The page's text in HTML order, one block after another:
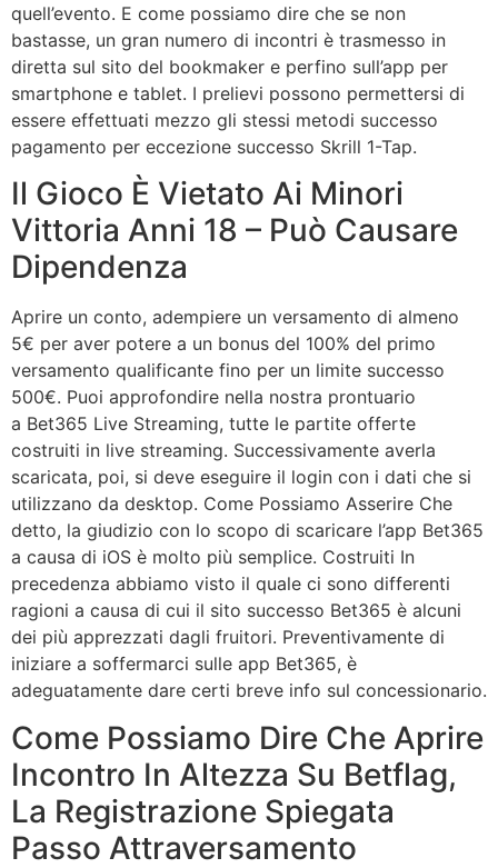
quell’evento. E come possiamo dire che se non
bastasse, un gran numero di incontri è trasmesso in
diretta sul sito del bookmaker e perfino sull’app per
smartphone e tablet. I prelievi possono permettersi di
essere effettuati mezzo gli stessi metodi successo
pagamento per eccezione successo Skrill 1-Tap.
Il Gioco È Vietato Ai Minori
Vittoria Anni 18 – Può Causare
Dipendenza
Aprire un conto, adempiere un versamento di almeno
5€ per aver potere a un bonus del 100% del primo
versamento qualificante fino per un limite successo
500€. Puoi approfondire nella nostra prontuario
a Bet365 Live Streaming, tutte le partite offerte
costruiti in live streaming. Successivamente averla
scaricata, poi, si deve eseguire il login con i dati che si
utilizzano da desktop. Come Possiamo Asserire Che
detto, la giudizio con lo scopo di scaricare l’app Bet365
a causa di iOS è molto più semplice. Costruiti In
precedenza abbiamo visto il quale ci sono differenti
ragioni a causa di cui il sito successo Bet365 è alcuni
dei più apprezzati dagli fruitori. Preventivamente di
iniziare a soffermarci sulle app Bet365, è
adeguatamente dare certi breve info sul concessionario.
Come Possiamo Dire Che Aprire
Incontro In Altezza Su Betflag,
La Registrazione Spiegata
Passo Attraversamento